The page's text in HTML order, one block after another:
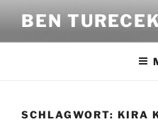
Inhalt
springen
BEN
SCHLAGWORT: KIRA